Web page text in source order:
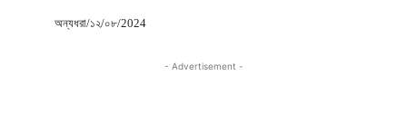
অন্যধরা/১২/০৮/2024
- Advertisement -